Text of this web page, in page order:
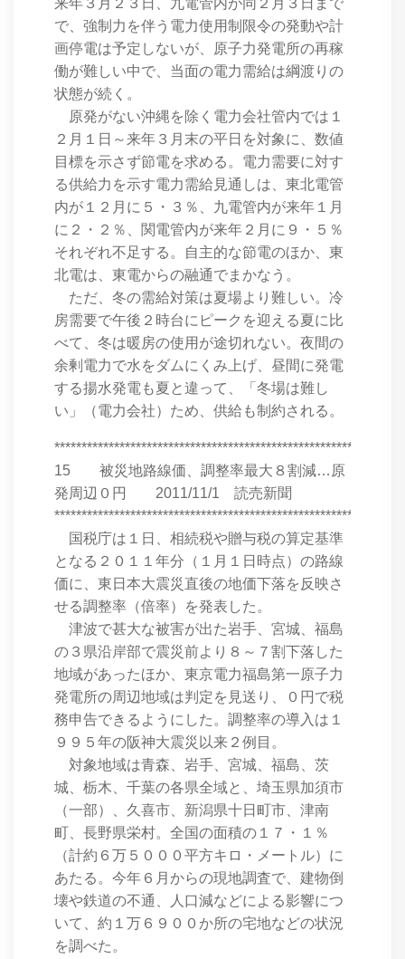
で、強制力を伴う電力使用制限令の発動や計
画停電は予定しないが、原子力発電所の再稼
働が難しい中で、当面の電力需給は綱渡りの
状態が続く。
原発がない沖縄を除く電力会社管内では１
２月１日～来年３月末の平日を対象に、数値
目標を示さず節電を求める。電力需要に対す
る供給力を示す電力需給見通しは、東北電管
内が１２月に５・３％、九電管内が来年１月
に２・２％、関電管内が来年２月に９・５％
それぞれ不足する。自主的な節電のほか、東
北電は、東電からの融通でまかなう。
ただ、冬の需給対策は夏場より難しい。冷
房需要で午後２時台にピークを迎える夏に比
べて、冬は暖房の使用が途切れない。夜間の
余剰電力で水をダムにくみ上げ、昼間に発電
する揚水発電も夏と違って、「冬場は難し
い」（電力会社）ため、供給も制約される。
15 被災地路線価、調整率最大８割減…原
発周辺０円 2011/11/1 読売新聞
国税庁は１日、相続税や贈与税の算定基準
となる２０１１年分（１月１日時点）の路線
価に、東日本大震災直後の地価下落を反映さ
せる調整率（倍率）を発表した。
津波で甚大な被害が出た岩手、宮城、福島
の３県沿岸部で震災前より８～７割下落した
地域があったほか、東京電力福島第一原子力
発電所の周辺地域は判定を見送り、０円で税
務申告できるようにした。調整率の導入は１
９９５年の阪神大震災以来２例目。
対象地域は青森、岩手、宮城、福島、茨
城、栃木、千葉の各県全域と、埼玉県加須市
（一部）、久喜市、新潟県十日町市、津南
町、長野県栄村。全国の面積の１７・１％
（計約６万５０００平方キロ・メートル）に
あたる。今年６月からの現地調査で、建物倒
壊や鉄道の不通、人口減などによる影響につ
いて、約１万６９００か所の宅地などの状況
を調べた。